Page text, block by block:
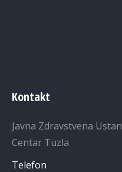
Kontakt
Javna Zdravstvena
Centar Tuzla
Telefon